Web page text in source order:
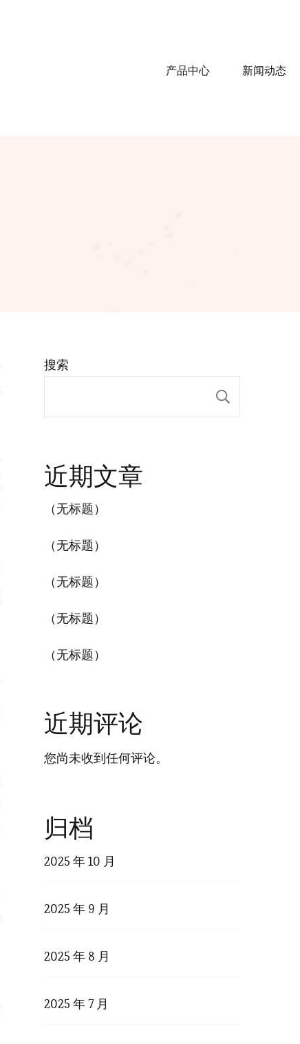
产品中心 新闻动态
搜索
近期文章
（无标题）
（无标题）
（无标题）
（无标题）
（无标题）
近期评论
您尚未收到任何评论。
归档
2025 年 10 月
2025 年 9 月
2025 年 8 月
2025 年 7 月